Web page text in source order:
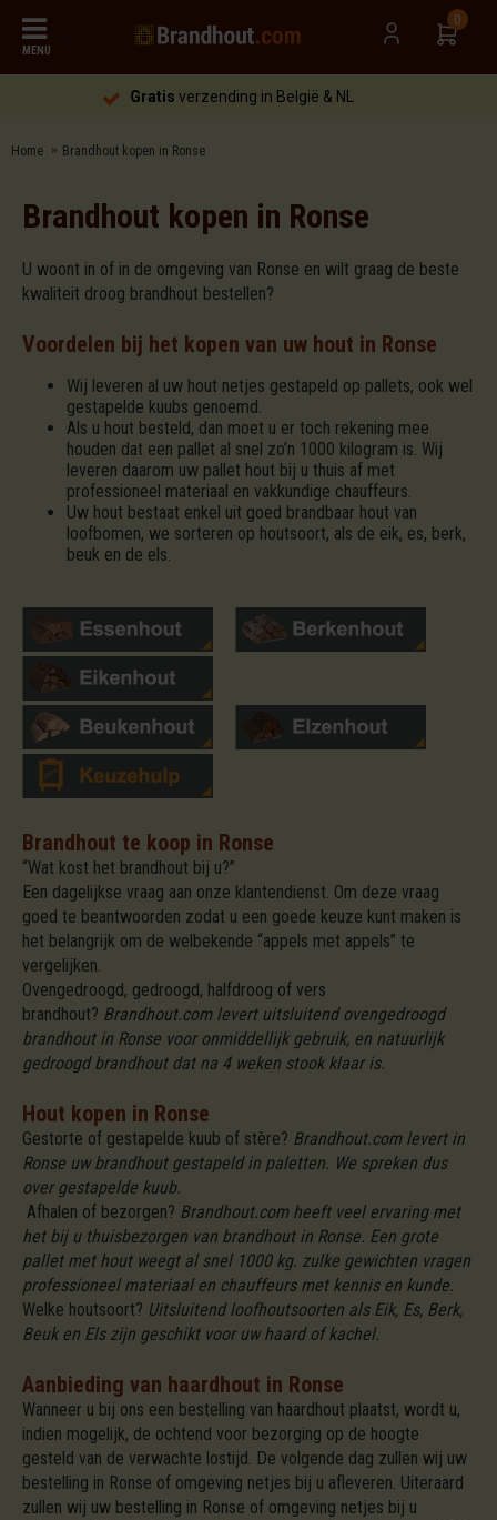
MENU
0
Gratisverzending in België & NL
Home Brandhout kopen in Ronse
Brandhout kopen in Ronse
U woont in of in de omgeving van Ronse en wilt graag de beste
kwaliteit droog brandhout bestellen?
Voordelen bij het kopen van uw hout in Ronse
Wij leveren al uw hout netjes gestapeld op pallets, ook wel
gestapelde kuubs genoemd.
Als u hout besteld, dan moet u er toch rekening mee
houden dat een pallet al snel zo’n 1000 kilogram is. Wij
leveren daarom uw pallet hout bij u thuis af met
professioneel materiaal en vakkundige chauffeurs.
Uw hout bestaat enkel uit goed brandbaar hout van
loofbomen, we sorteren op houtsoort, als de eik, es, berk,
beuk en de els.
Brandhout te koop in Ronse
“Wat kost het brandhout bij u?”
Een dagelijkse vraag aan onze klantendienst. Om deze vraag
goed te beantwoorden zodat u een goede keuze kunt maken is
het belangrijk om de welbekende “appels met appels” te
vergelijken.
Ovengedroogd, gedroogd, halfdroog of vers
brandhout? Brandhout.com levert uitsluitend ovengedroogd
brandhout in Ronse voor onmiddellijk gebruik, en natuurlijk
gedroogd brandhout dat na 4 weken stook klaar is.
Hout kopen in Ronse
Gestorte of gestapelde kuub of stère? Brandhout.com levert in
Ronse uw brandhout gestapeld in paletten. We spreken dus
over gestapelde kuub.
Afhalen of bezorgen? Brandhout.com heeft veel ervaring met
het bij u thuisbezorgen van brandhout in Ronse. Een grote
pallet met hout weegt al snel 1000 kg. zulke gewichten vragen
professioneel materiaal en chauffeurs met kennis en kunde.
Welke houtsoort? Uitsluitend loofhoutsoorten als Eik, Es, Berk,
Beuk en Els zijn geschikt voor uw haard of kachel.
Aanbieding van haardhout in Ronse
Wanneer u bij ons een bestelling van haardhout plaatst, wordt u,
indien mogelijk, de ochtend voor bezorging op de hoogte
gesteld van de verwachte lostijd. De volgende dag zullen wij uw
bestelling in Ronse of omgeving netjes bij u afleveren. Uiteraard
zullen wij uw bestelling in Ronse of omgeving netjes bij u